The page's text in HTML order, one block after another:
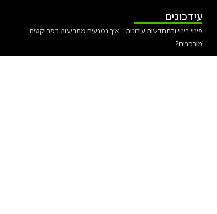
עידכונים
פינוי בינוי והתחדשות עירונית – איך נמנעים מתביעות בפרויקטים
מורכבים?